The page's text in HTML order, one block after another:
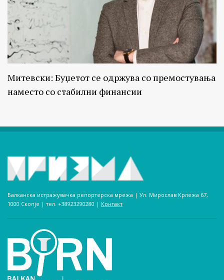
Митевски: Буџетот се одржува со премостувања
наместо со стабилни финансии
Балканска истражувачка репортерска мрежа | Ул. Мирослав Крлежа 67,
1000 Скопје | тел. +38923290280­ | Контакт